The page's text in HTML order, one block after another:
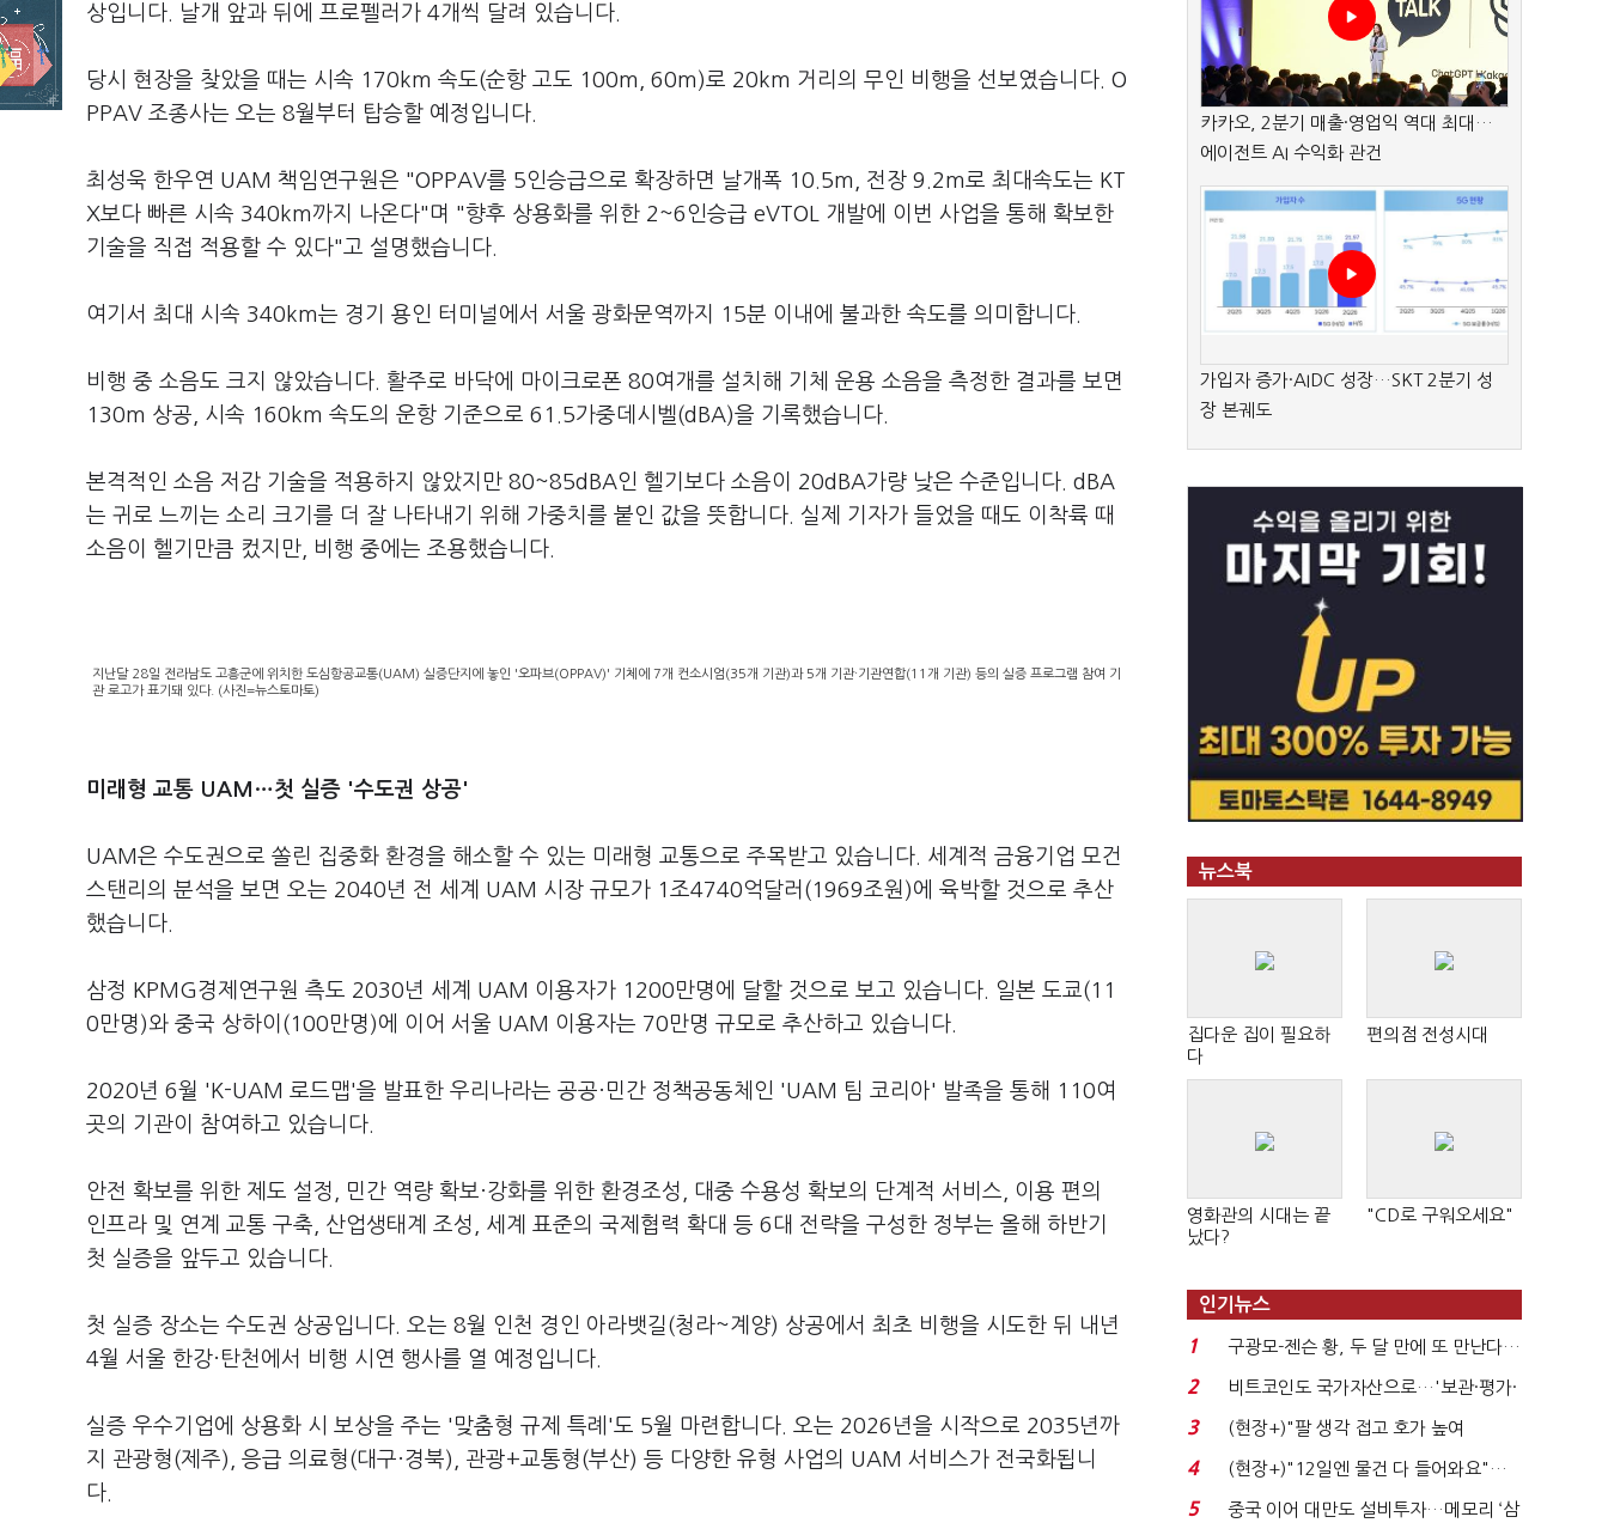
상입니다. 날개 앞과 뒤에 프로펠러가 4개씩 달려 있습니다.
당시 현장을 찾았을 때는 시속 170km 속도(순항 고도 100m, 60m)로 20km 거리의 무인 비행을 선보였습니다. O
PPAV 조종사는 오는 8월부터 탑승할 예정입니다.
최성욱 한우연 UAM 책임연구원은 "OPPAV를 5인승급으로 확장하면 날개폭 10.5m, 전장 9.2m로 최대속도는 KT
X보다 빠른 시속 340km까지 나온다"며 "향후 상용화를 위한 2~6인승급 eVTOL 개발에 이번 사업을 통해 확보한
기술을 직접 적용할 수 있다"고 설명했습니다.
여기서 최대 시속 340km는 경기 용인 터미널에서 서울 광화문역까지 15분 이내에 불과한 속도를 의미합니다.
비행 중 소음도 크지 않았습니다. 활주로 바닥에 마이크로폰 80여개를 설치해 기체 운용 소음을 측정한 결과를 보면
130m 상공, 시속 160km 속도의 운항 기준으로 61.5가중데시벨(dBA)을 기록했습니다.
본격적인 소음 저감 기술을 적용하지 않았지만 80~85dBA인 헬기보다 소음이 20dBA가량 낮은 수준입니다. dBA
는 귀로 느끼는 소리 크기를 더 잘 나타내기 위해 가중치를 붙인 값을 뜻합니다. 실제 기자가 들었을 때도 이착륙 때
소음이 헬기만큼 컸지만, 비행 중에는 조용했습니다.
지난달 28일 전라남도 고흥군에 위치한 도심항공교통(UAM) 실증단지에 놓인 '오파브(OPPAV)' 기체에 7개 컨소시엄(35개 기관)과 5개 기관·기관연합(11개 기관) 등의 실증 프로그램 참여 기
관 로고가 표기돼 있다. (사진=뉴스토마토)
미래형 교통 UAM…첫 실증 '수도권 상공'
UAM은 수도권으로 쏠린 집중화 환경을 해소할 수 있는 미래형 교통으로 주목받고 있습니다. 세계적 금융기업 모건
스탠리의 분석을 보면 오는 2040년 전 세계 UAM 시장 규모가 1조4740억달러(1969조원)에 육박할 것으로 추산
했습니다.
삼정 KPMG경제연구원 측도 2030년 세계 UAM 이용자가 1200만명에 달할 것으로 보고 있습니다. 일본 도쿄(11
0만명)와 중국 상하이(100만명)에 이어 서울 UAM 이용자는 70만명 규모로 추산하고 있습니다.
2020년 6월 'K-UAM 로드맵'을 발표한 우리나라는 공공·민간 정책공동체인 'UAM 팀 코리아' 발족을 통해 110여
곳의 기관이 참여하고 있습니다.
안전 확보를 위한 제도 설정, 민간 역량 확보·강화를 위한 환경조성, 대중 수용성 확보의 단계적 서비스, 이용 편의
인프라 및 연계 교통 구축, 산업생태계 조성, 세계 표준의 국제협력 확대 등 6대 전략을 구성한 정부는 올해 하반기
첫 실증을 앞두고 있습니다.
첫 실증 장소는 수도권 상공입니다. 오는 8월 인천 경인 아라뱃길(청라~계양) 상공에서 최초 비행을 시도한 뒤 내년
4월 서울 한강·탄천에서 비행 시연 행사를 열 예정입니다.
실증 우수기업에 상용화 시 보상을 주는 '맞춤형 규제 특례'도 5월 마련합니다. 오는 2026년을 시작으로 2035년까
지 관광형(제주), 응급 의료형(대구·경북), 관광+교통형(부산) 등 다양한 유형 사업의 UAM 서비스가 전국화됩니
다.
카카오, 2분기 매출·영업익 역대 최대…
에이전트 AI 수익화 관건
가입자 증가·AIDC 성장…SKT 2분기 성
장 본궤도
뉴스북
집다운 집이 필요하
다
편의점 전성시대
영화관의 시대는 끝
났다?
"CD로 구워오세요"
인기뉴스
1
구광모-젠슨 황, 두 달 만에 또 만난다…
로봇·AI 등 논...
2
비트코인도 국가자산으로…'보관·평가·
처분' 기준은 ...
3
(현장+)"팔 생각 접고 호가 높여
요"…'덜 똘똘한 한 채' 20...
4
(현장+)"12일엔 물건 다 들어와요"…
빈 매대 채우며 문 연 ...
5
중국 이어 대만도 설비투자…메모리 ‘삼